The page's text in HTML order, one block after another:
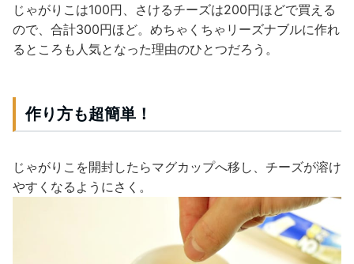
じゃがりこは100円、さけるチーズは200円ほどで買える
ので、合計300円ほど。めちゃくちゃリーズナブルに作れ
るところも人気となった理由のひとつだろう。
作り方も超簡単！
じゃがりこを開封したらマグカップへ移し、チーズが溶け
やすくなるようにさく。